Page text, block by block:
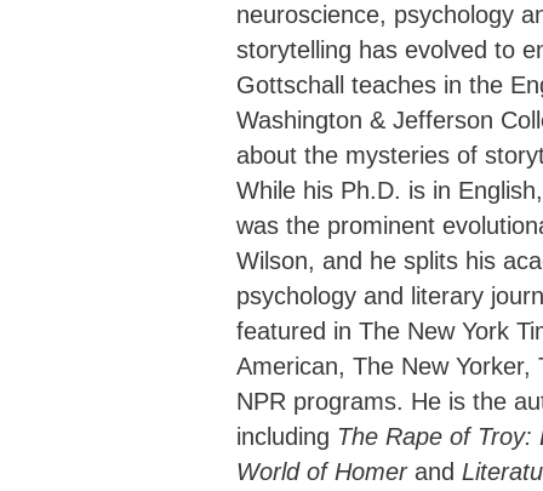
neuroscience, psychology
storytelling has evolved to
Gottschall teaches in the
Washington & Jefferson
about the mysteries of
While his Ph.D. is in
was the prominent
Wilson, and he splits his
psychology and literary
featured in The New York
American, The New
NPR programs. He is the
including The Rape of Troy:
World of Homerand